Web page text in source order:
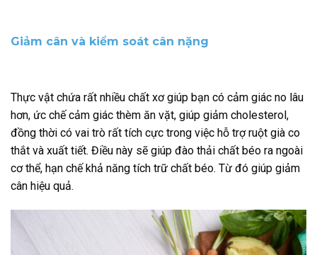
Giảm cân và kiểm soát cân nặng
Thực vật chứa rất nhiều chất xơ giúp bạn có cảm giác no lâu
hơn, ức chế cảm giác thèm ăn vặt, giúp giảm cholesterol,
đồng thời có vai trò rất tích cực trong việc hỗ trợ ruột già co
thắt và xuất tiết. Điều này sẽ giúp đào thải chất béo ra ngoài
cơ thể, hạn chế khả năng tích trữ chất béo. Từ đó giúp giảm
cân hiệu quả.